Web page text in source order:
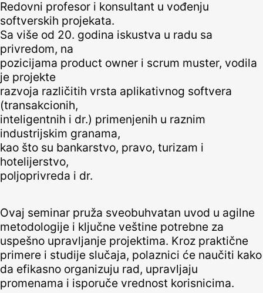
Redovni profesor i konsultant u vođenju
softverskih projekata.
Sa više od 20. godina iskustva u radu sa
privredom, na
pozicijama product owner i scrum muster, vodila
je projekte
razvoja različitih vrsta aplikativnog softvera
(transakcionih,
inteligentnih i dr.) primenjenih u raznim
industrijskim granama,
kao što su bankarstvo, pravo, turizam i
hotelijerstvo,
poljoprivreda i dr.
Ovaj seminar pruža sveobuhvatan uvod u agilne
metodologije i ključne veštine potrebne za
uspešno upravljanje projektima. Kroz praktične
primere i studije slučaja, polaznici će naučiti kako
da efikasno organizuju rad, upravljaju
promenama i isporuče vrednost korisnicima.